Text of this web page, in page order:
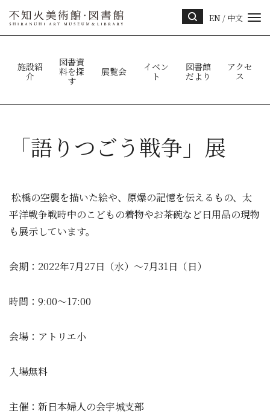
ト内
EN / 中文
施設紹
介
図書資
料を探
す
展覧会
イベン
ト
図書館
だより
アクセ
ス
「語りつごう戦争」展
松橋の空襲を描いた絵や、原爆の記憶を伝えるもの、太
平洋戦争戦時中のこどもの着物やお茶碗など日用品の現物
も展示しています。
会期：2022年7月27日（水）～7月31日（日）
時間：9:00～17:00
会場：アトリエ小
入場無料
主催：新日本婦人の会宇城支部